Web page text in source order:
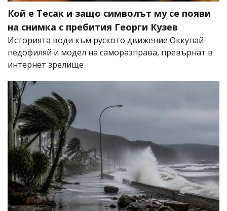
Кой е Тесак и защо символът му се появи
на снимка с пребития Георги Кузев
Историята води към руското движение Оккупай-
педофиляй и модел на саморазправа, превърнат в
интернет зрелище